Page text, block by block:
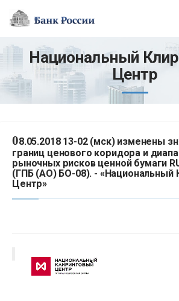
Национальный
Центр
08.05.2018 13-02 (мск) изменены
границ ценового коридора и
рыночных рисков ценной бумаги
(ГПБ (АО) БО-08). - «Национальный
Центр»